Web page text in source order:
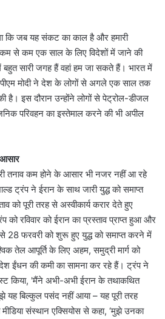
कि जब यह संकट का काल है और हमारी
से कम एक साल के लिए विदेशों में जाने की
बहुत सारी जगह हैं वहां हम जा सकते हैं। भारत में
मोदी ने देश के लोगों से अगले एक साल तक
है। इस दौरान उन्होंने लोगों से पेट्रोल-डीजल
परिवहन का इस्तेमाल करने की भी अपील
तनाव कम होने के आसार भी नजर नहीं आ रहे
ट्रंप ने ईरान के साथ जारी युद्ध को समाप्त
को पूरी तरह से अस्वीकार्य करार देते हुए
को रविवार को ईरान का प्रस्ताव प्राप्त हुआ और
28 फरवरी को शुरू हुए युद्ध को समाप्त करने में
तेल आपूर्ति के लिए अहम, समुद्री मार्ग को
ईंधन की कमी का सामना कर रहे हैं। ट्रंप ने
किया, 'मैंने अभी-अभी ईरान के तथाकथित
यह बिल्कुल पसंद नहीं आया – यह पूरी तरह
संस्थान एक्सियोस से कहा, ‘मुझे उनका